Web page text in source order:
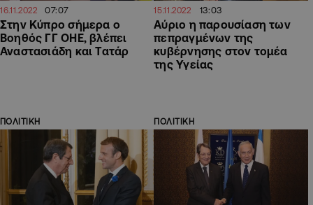
16.11.2022 07:07
Στην Κύπρο σήμερα ο
Βοηθός ΓΓ ΟΗΕ, βλέπει
Αναστασιάδη και Τατάρ
15.11.2022 13:03
Αύριο η παρουσίαση των
πεπραγμένων της
κυβέρνησης στον τομέα
της Υγείας
ΠΟΛΙΤΙΚΗ ΠΟΛΙΤΙΚΗ